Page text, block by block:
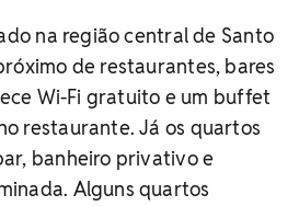
na região central de Santo
de restaurantes, bares
Wi-Fi gratuito e um buffet
restaurante. Já os quartos
banheiro privativo e
Alguns quartos